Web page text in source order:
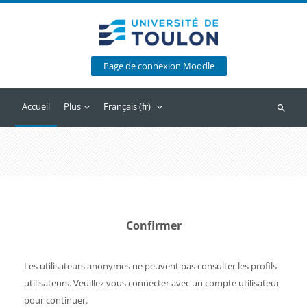
Page de connexion Moodle
Accueil Plus Français ‎(fr)‎
Confirmer
Les utilisateurs anonymes ne peuvent pas consulter les profils
utilisateurs. Veuillez vous connecter avec un compte utilisateur
pour continuer.